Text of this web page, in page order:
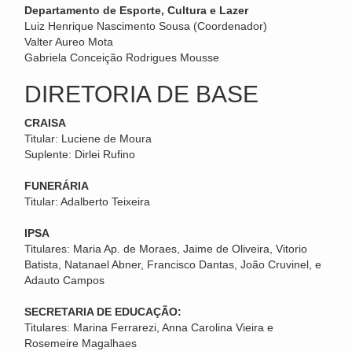
Departamento de Esporte, Cultura e Lazer
Luiz Henrique Nascimento Sousa (Coordenador)
Valter Aureo Mota
Gabriela Conceição Rodrigues Mousse
DIRETORIA DE BASE
CRAISA
Titular: Luciene de Moura
Suplente: Dirlei Rufino
FUNERÁRIA
Titular: Adalberto Teixeira
IPSA
Titulares: Maria Ap. de Moraes, Jaime de Oliveira, Vitorio
Batista, Natanael Abner, Francisco Dantas, João Cruvinel, e
Adauto Campos
SECRETARIA DE EDUCAÇÃO:
Titulares: Marina Ferrarezi, Anna Carolina Vieira e
Rosemeire Magalhaes